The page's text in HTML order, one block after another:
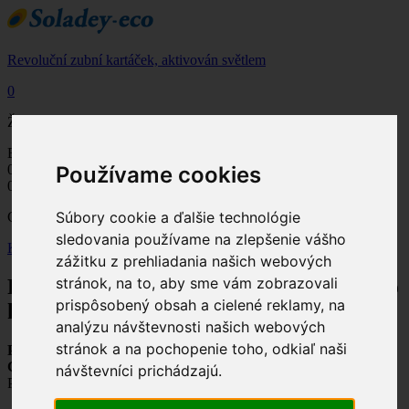
Používame cookies
Súbory cookie a ďalšie technológie
sledovania používame na zlepšenie vášho
zážitku z prehliadania našich webových
stránok, na to, aby sme vám zobrazovali
prispôsobený obsah a cielené reklamy, na
analýzu návštevnosti našich webových
stránok a na pochopenie toho, odkiaľ naši
návštevníci prichádzajú.
Revoluční zubní kartáček, aktivován světlem
0
Žádné produkty
Bude determinováno
0,00 €
DPH
0,00 €
Celkem
Ceny jsou s DPH
K pokladně
Produkt byl úspěšně přidán do nákupního
košíku
Počet
Celkem
Pokračovat v nákupu